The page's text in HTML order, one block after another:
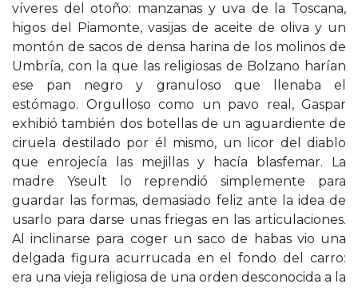
víveres del otoño: manzanas y uva de la Toscana,
higos del Piamonte, vasijas de aceite de oliva y un
montón de sacos de densa harina de los molinos de
Umbría, con la que las religiosas de Bolzano harían
ese pan negro y granuloso que llenaba el
estómago. Orgulloso como un pavo real, Gaspar
exhibió también dos botellas de un aguardiente de
ciruela destilado por él mismo, un licor del diablo
que enrojecía las mejillas y hacía blasfemar. La
madre Yseult lo reprendió simplemente para
guardar las formas, demasiado feliz ante la idea de
usarlo para darse unas friegas en las articulaciones.
Al inclinarse para coger un saco de habas vio una
delgada figura acurrucada en el fondo del carro:
era una vieja religiosa de una orden desconocida a la